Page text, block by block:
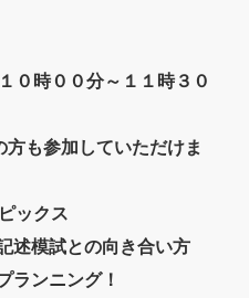
時００分～１１時３０
も参加していただけま
ックス
模試との向き合い方
ンニング！